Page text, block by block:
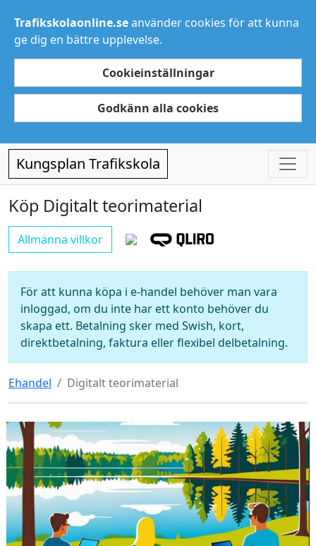
Trafikskolaonline.seanvänder cookies för att kunna
ge dig en bättre upplevelse.
Cookieinställningar
Godkänn alla cookies
Kungsplan Trafikskola
Köp Digitalt teorimaterial
Allmänna villkor
För att kunna köpa i e-handel behöver man vara
inloggad, om du inte har ett konto behöver du
skapa ett. Betalning sker med Swish, kort,
direktbetalning, faktura eller flexibel delbetalning.
Ehandel Digitalt teorimaterial